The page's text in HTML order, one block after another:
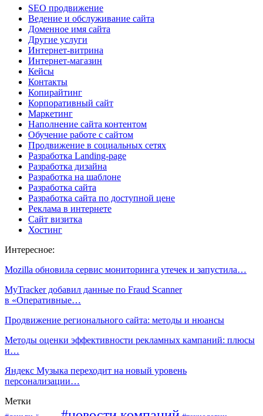
SEO продвижение
Ведение и обслуживание сайта
Доменное имя сайта
Другие услуги
Интернет-витрина
Интернет-магазин
Кейсы
Контакты
Копирайтинг
Корпоративный сайт
Маркетинг
Наполнение сайта контентом
Обучение работе с сайтом
Продвижение в социальных сетях
Разработка Landing-page
Разработка дизайна
Разработка на шаблоне
Разработка сайта
Разработка сайта по доступной цене
Реклама в интернете
Сайт визитка
Хостинг
Интересное:
Mozilla обновила сервис мониторинга утечек и запустила…
MyTracker добавил данные по Fraud Scanner
в «Оперативные…
Продвижение регионального сайта: методы и нюансы
Методы оценки эффективности рекламных кампаний: плюсы
и…
Яндекс Музыка переходит на новый уровень
персонализации…
Метки